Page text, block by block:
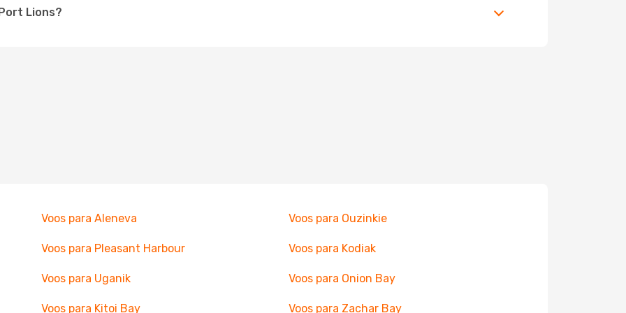
Lions?
Voos para Aleneva Voos para Ouzinkie
Voos para Pleasant Harbour Voos para Kodiak
Voos para Uganik Voos para Onion Bay
Voos para Kitoi Bay Voos para Zachar Bay